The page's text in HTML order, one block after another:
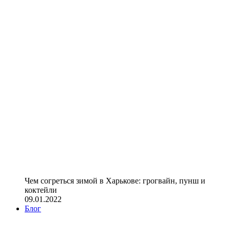
Чем согреться зимой в Харькове: грогвайн, пунш и
коктейли
09.01.2022
Блог